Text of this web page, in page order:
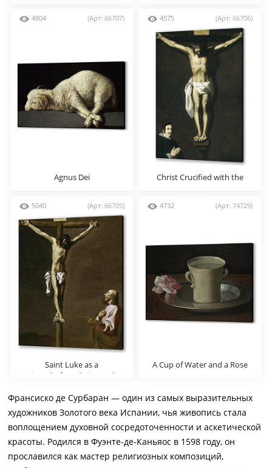
4804 (Арт: 66707)
Agnus Dei
4575 (Арт: 66706)
Christ Crucified with the
5040 (Арт: 66705)
Saint Luke as a
painter,before christ on the
4732 (Арт: 74729)
A Cup of Water and a Rose
Франсиско де Сурбаран — один из самых выразительных
художников Золотого века Испании, чья живопись стала
воплощением духовной сосредоточенности и аскетической
красоты. Родился в Фуэнте-де-Каньяос в 1598 году, он
прославился как мастер религиозных композиций,